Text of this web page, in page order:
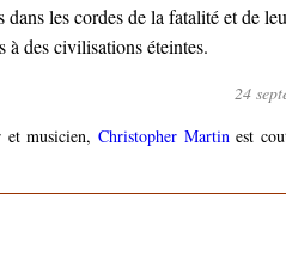
les cordes de la fatalité et de
à des civilisations éteintes.
24
et musicien,Christopher Martinest